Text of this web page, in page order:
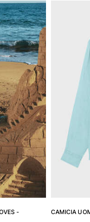
i Costumi da bagno
e Cardigan
lounge
i Abbigliamento
forti
i Taglie forti
-
CAMICIA